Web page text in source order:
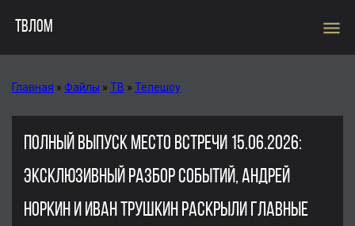
ТВЛОМ menu
Главная » Файлы » ТВ » Телешоу
ПОЛНЫЙ ВЫПУСК МЕСТО ВСТРЕЧИ 15.06.2026:
ЭКСКЛЮЗИВНЫЙ РАЗБОР СОБЫТИЙ, АНДРЕЙ
НОРКИН И ИВАН ТРУШКИН РАСКРЫЛИ ГЛАВНЫЕ